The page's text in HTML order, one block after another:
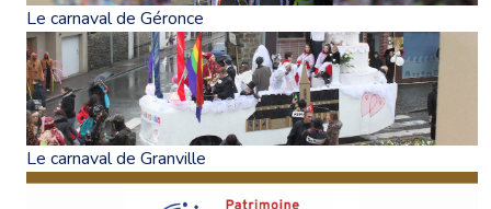
Le carnaval de Géronce
Le carnaval de Granville